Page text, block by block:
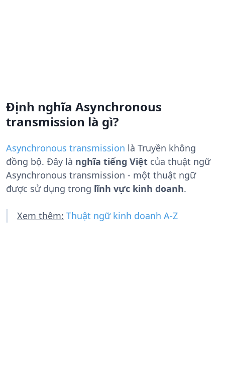
Định nghĩa Asynchronous
transmission là gì?
Asynchronous transmission là Truyền không
đồng bộ. Đây là nghĩa tiếng Việt của thuật ngữ
Asynchronous transmission - một thuật ngữ
được sử dụng trong lĩnh vực kinh doanh.
Xem thêm: Thuật ngữ kinh doanh A-Z